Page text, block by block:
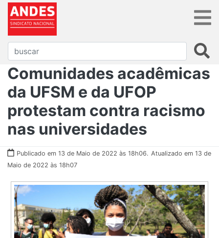
Comunidades acadêmicas
da UFSM e da UFOP
protestam contra racismo
nas universidades
Publicado em 13 de Maio de 2022 às 18h06. Atualizado em 13 de
Maio de 2022 às 18h07